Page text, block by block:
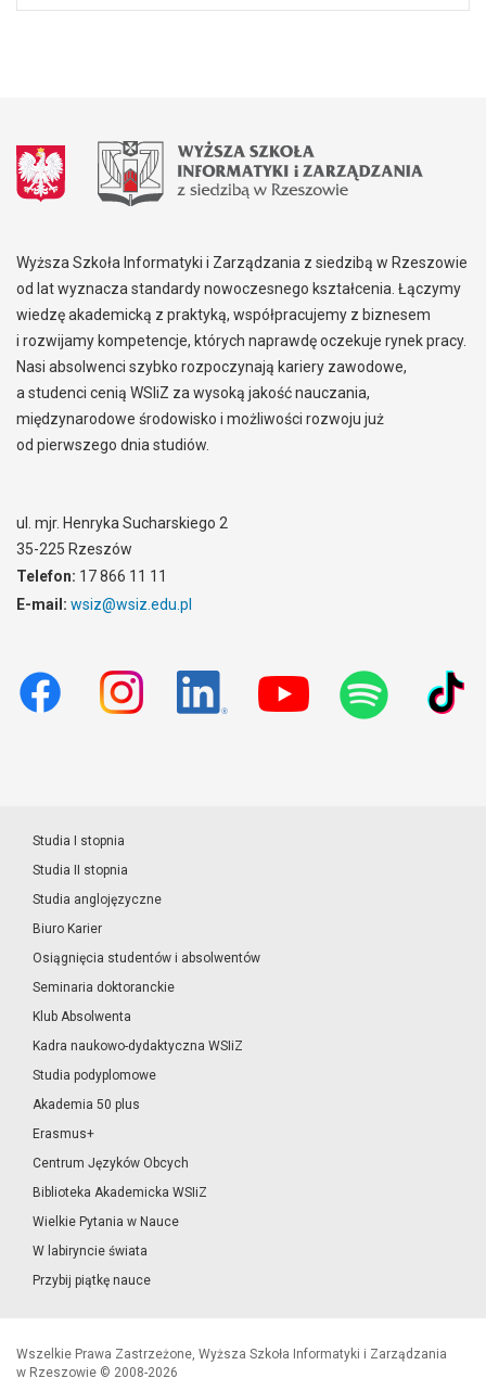
Wyższa Szkoła Informatyki i Zarządzania z siedzibą w Rzeszowie
od lat wyznacza standardy nowoczesnego kształcenia. Łączymy
wiedzę akademicką z praktyką, współpracujemy z biznesem
i rozwijamy kompetencje, których naprawdę oczekuje rynek pracy.
Nasi absolwenci szybko rozpoczynają kariery zawodowe,
a studenci cenią WSIiZ za wysoką jakość nauczania,
międzynarodowe środowisko i możliwości rozwoju już
od pierwszego dnia studiów.
ul. mjr. Henryka Sucharskiego 2
35-225 Rzeszów
Telefon: 17 866 11 11
E-mail: wsiz@wsiz.edu.pl
Studia I stopnia
Studia II stopnia
Studia anglojęzyczne
Biuro Karier
Osiągnięcia studentów i absolwentów
Seminaria doktoranckie
Klub Absolwenta
Kadra naukowo-dydaktyczna WSIiZ
Studia podyplomowe
Akademia 50 plus
Erasmus+
Centrum Języków Obcych
Biblioteka Akademicka WSIiZ
Wielkie Pytania w Nauce
W labiryncie świata
Przybij piątkę nauce
Wszelkie Prawa Zastrzeżone, Wyższa Szkoła Informatyki i Zarządzania
w Rzeszowie © 2008-2026